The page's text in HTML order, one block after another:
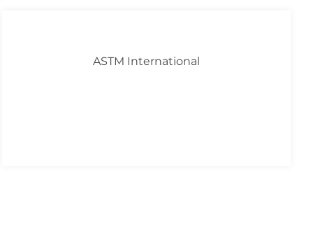
ASTM International